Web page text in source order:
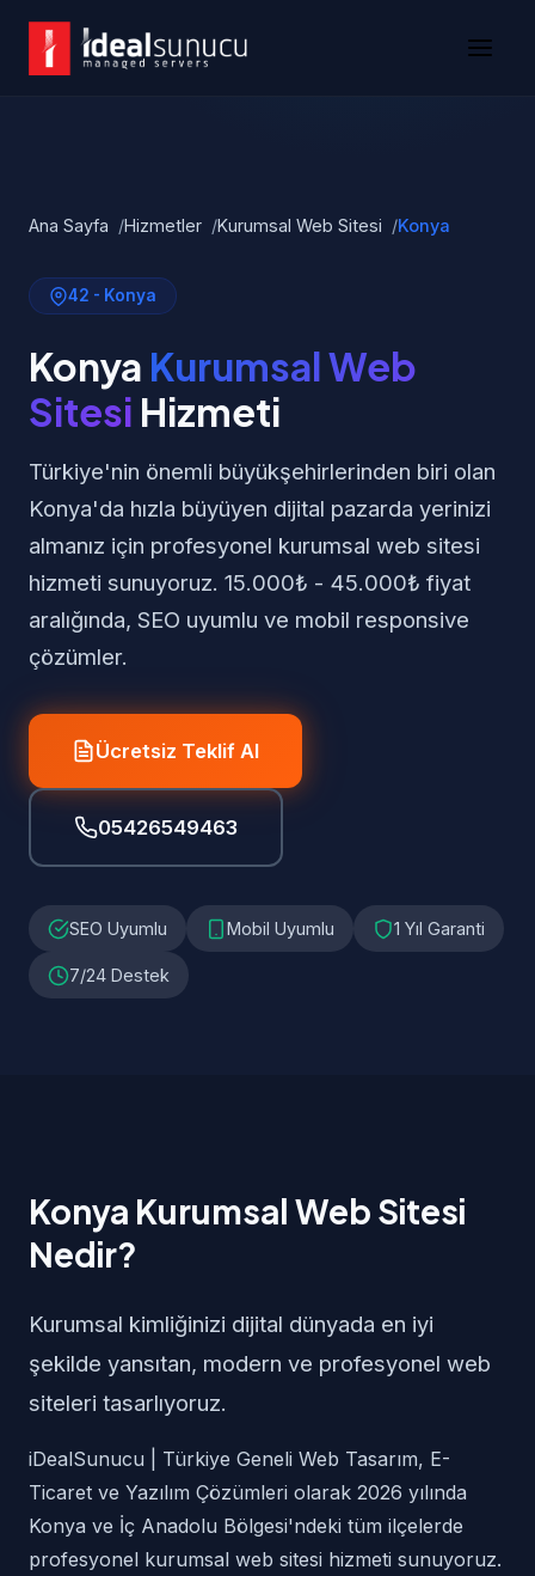
Ana Sayfa Hizmetler Kurumsal Web Sitesi Konya
42 - Konya
Konya Kurumsal Web
Sitesi Hizmeti
Türkiye'nin önemli büyükşehirlerinden biri olan
Konya'da hızla büyüyen dijital pazarda yerinizi
almanız için profesyonel kurumsal web sitesi
hizmeti sunuyoruz. 15.000₺ - 45.000₺ fiyat
aralığında, SEO uyumlu ve mobil responsive
çözümler.
Ücretsiz Teklif Al
05426549463
SEO Uyumlu Mobil Uyumlu 1 Yıl Garanti
7/24 Destek
Konya Kurumsal Web Sitesi
Nedir?
Kurumsal kimliğinizi dijital dünyada en iyi
şekilde yansıtan, modern ve profesyonel web
siteleri tasarlıyoruz.
iDealSunucu | Türkiye Geneli Web Tasarım, E-
Ticaret ve Yazılım Çözümleri olarak 2026 yılında
Konya ve İç Anadolu Bölgesi'ndeki tüm ilçelerde
profesyonel kurumsal web sitesi hizmeti sunuyoruz.